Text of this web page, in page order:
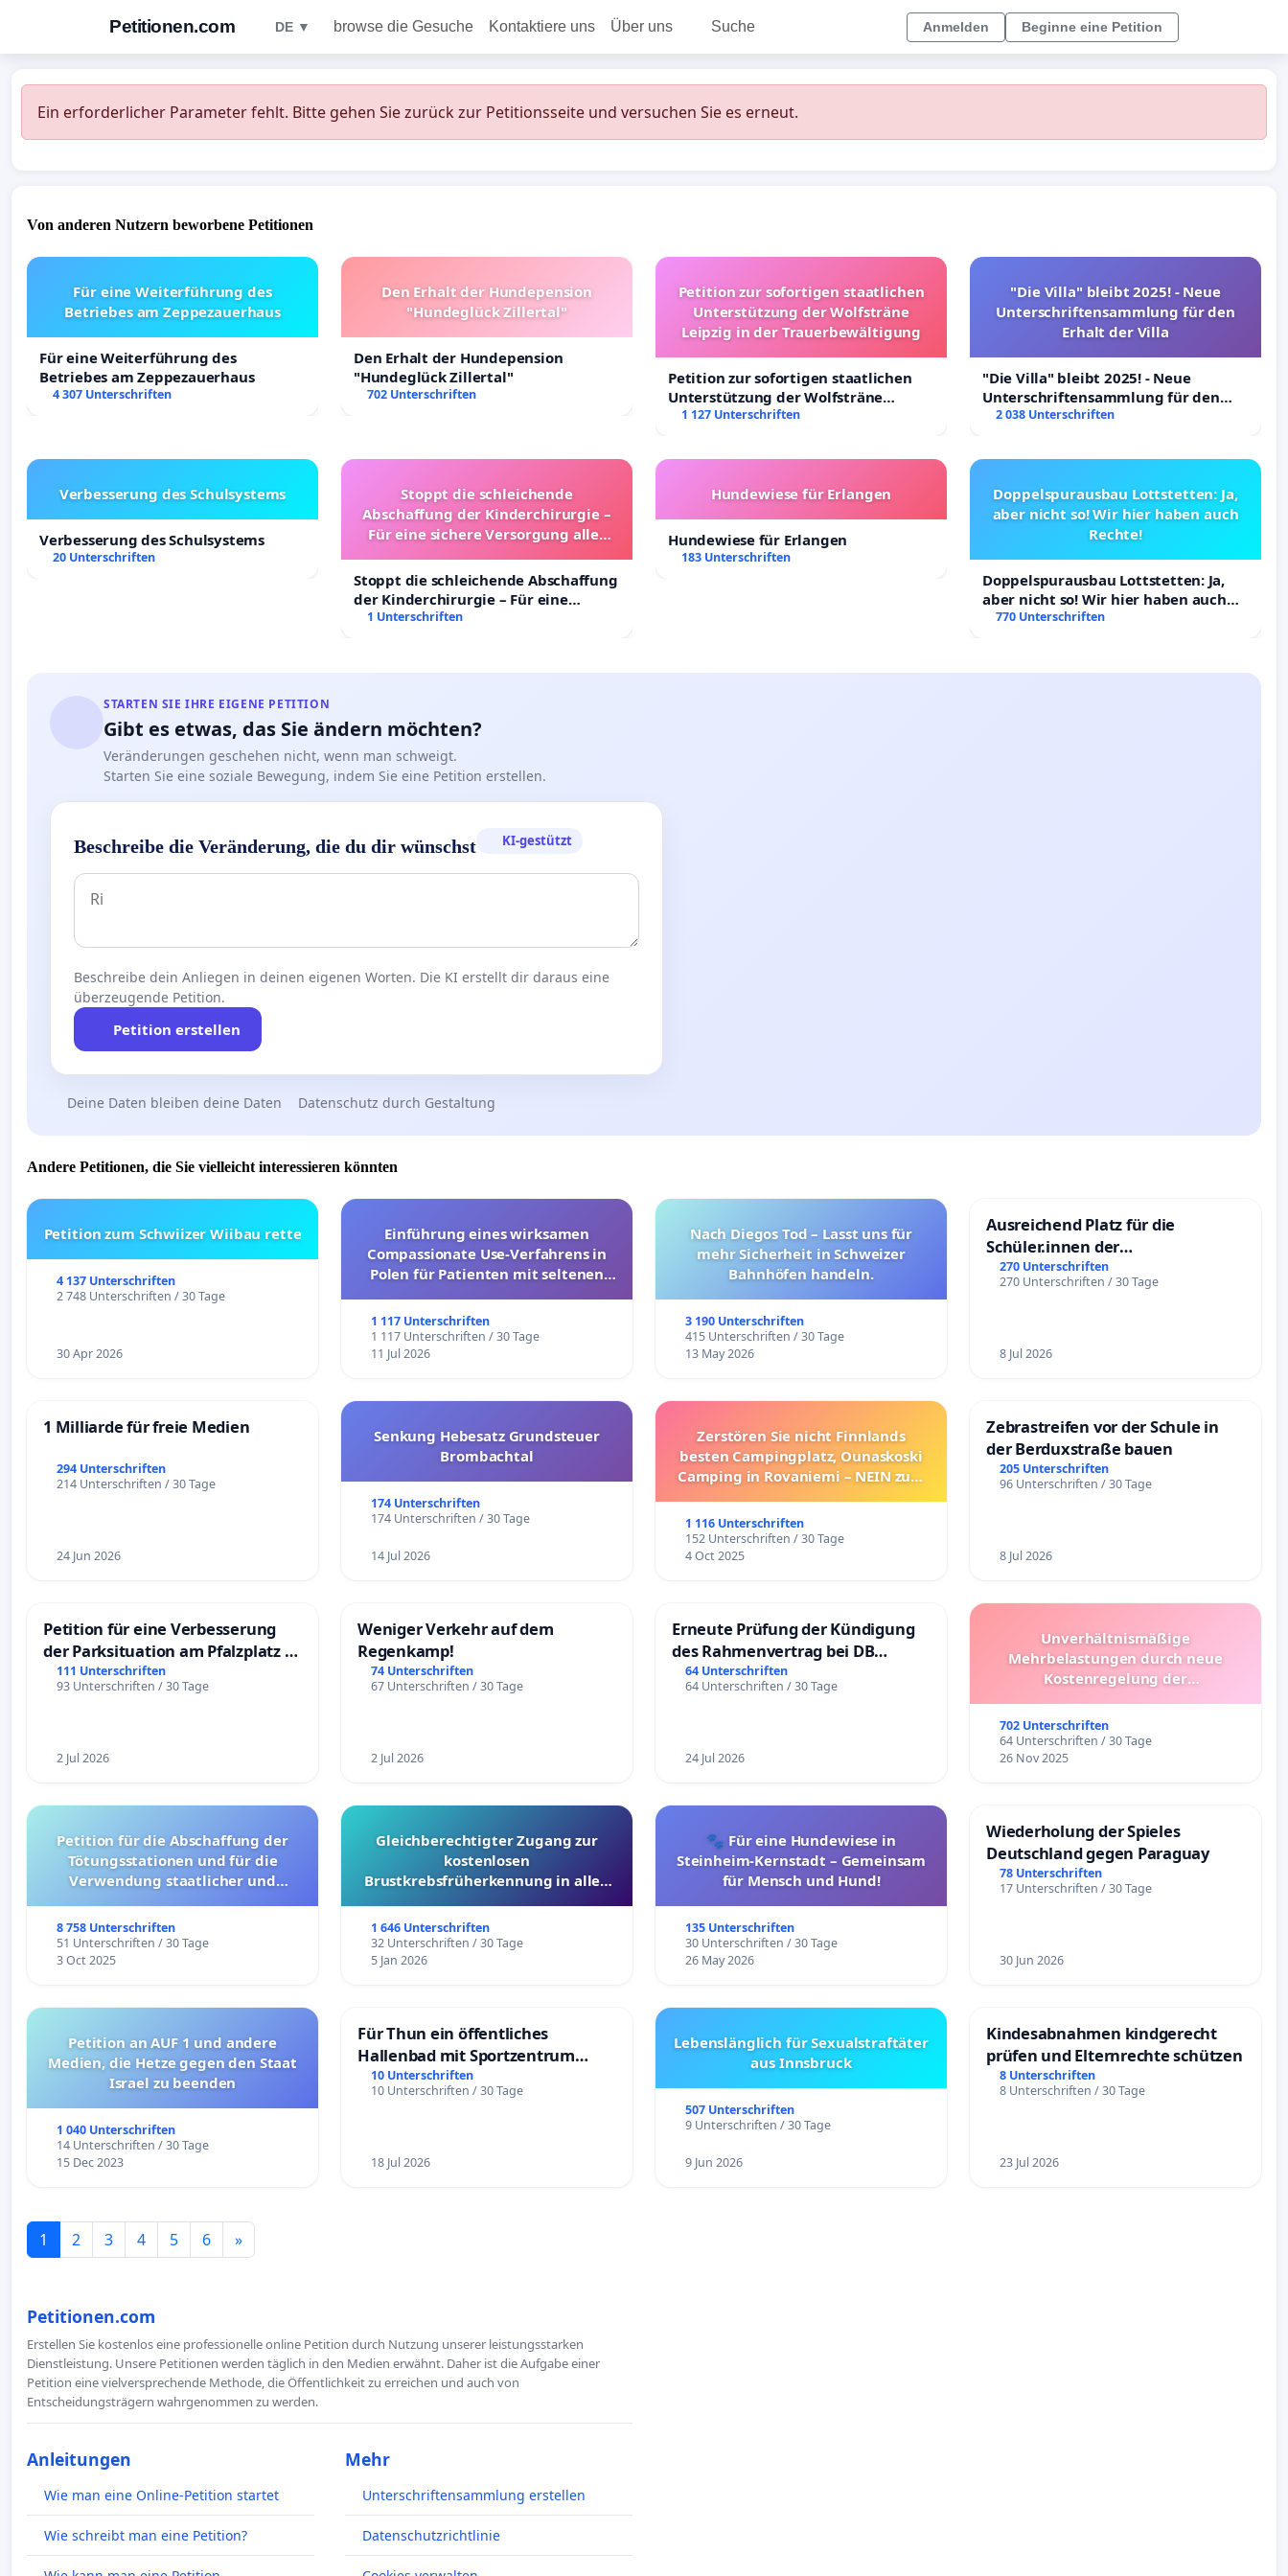
Petitionen.com DE ▼ browse die Gesuche Kontaktiere uns Über uns Suche Anmelden Beginne eine Petition
Ein erforderlicher Parameter fehlt. Bitte gehen Sie zurück zur Petitionsseite und versuchen Sie es erneut.
Von anderen Nutzern beworbene Petitionen
Für eine Weiterführung des
Betriebes am Zeppezauerhaus
Für eine Weiterführung des
Betriebes am Zeppezauerhaus
4 307 Unterschriften
Den Erhalt der Hundepension
"Hundeglück Zillertal"
Den Erhalt der Hundepension
"Hundeglück Zillertal"
702 Unterschriften
Petition zur sofortigen staatlichen
Unterstützung der Wolfsträne
Leipzig in der Trauerbewältigung
Petition zur sofortigen staatlichen
Unterstützung der Wolfsträne
Leipzig in der Trauerbewältigung
1 127 Unterschriften
"Die Villa" bleibt 2025! - Neue
Unterschriftensammlung für den
Erhalt der Villa
"Die Villa" bleibt 2025! - Neue
Unterschriftensammlung für den
Erhalt der Villa
2 038 Unterschriften
Verbesserung des Schulsystems
Verbesserung des Schulsystems
20 Unterschriften
Stoppt die schleichende
Abschaffung der Kinderchirurgie –
Für eine sichere Versorgung aller
Stoppt die schleichende Abschaffung
der Kinderchirurgie – Für eine
sichere Versorgung aller Kinder in
1 Unterschriften
Hundewiese für Erlangen
Hundewiese für Erlangen
183 Unterschriften
Doppelspurausbau Lottstetten: Ja,
aber nicht so! Wir hier haben auch
Rechte!
Doppelspurausbau Lottstetten: Ja,
aber nicht so! Wir hier haben auch
Rechte!
770 Unterschriften
STARTEN SIE IHRE EIGENE PETITION
Gibt es etwas, das Sie ändern möchten?
Veränderungen geschehen nicht, wenn man schweigt.
Starten Sie eine soziale Bewegung, indem Sie eine Petition erstellen.
Beschreibe die Veränderung, die du dir wünschst KI-gestützt
Beschreibe dein Anliegen in deinen eigenen Worten. Die KI erstellt dir daraus eine
überzeugende Petition.
Petition erstellen
Deine Daten bleiben deine Daten Datenschutz durch Gestaltung
Andere Petitionen, die Sie vielleicht interessieren könnten
Petition zum Schwiizer Wiibau rette
4 137 Unterschriften
2 748 Unterschriften / 30 Tage
30 Apr 2026
Einführung eines wirksamen
Compassionate Use-Verfahrens in
Polen für Patienten mit seltenen
1 117 Unterschriften
1 117 Unterschriften / 30 Tage
11 Jul 2026
Nach Diegos Tod – Lasst uns für
mehr Sicherheit in Schweizer
Bahnhöfen handeln.
3 190 Unterschriften
415 Unterschriften / 30 Tage
13 May 2026
Ausreichend Platz für die
Schüler.innen der
Schönbergschule
270 Unterschriften
270 Unterschriften / 30 Tage
8 Jul 2026
1 Milliarde für freie Medien
294 Unterschriften
214 Unterschriften / 30 Tage
24 Jun 2026
Senkung Hebesatz Grundsteuer
Brombachtal
174 Unterschriften
174 Unterschriften / 30 Tage
14 Jul 2026
Zerstören Sie nicht Finnlands
besten Campingplatz, Ounaskoski
Camping in Rovaniemi – NEIN zum
1 116 Unterschriften
152 Unterschriften / 30 Tage
4 Oct 2025
Zebrastreifen vor der Schule in
der Berduxstraße bauen
205 Unterschriften
96 Unterschriften / 30 Tage
8 Jul 2026
Petition für eine Verbesserung
der Parksituation am Pfalzplatz in
Mannheim
111 Unterschriften
93 Unterschriften / 30 Tage
2 Jul 2026
Weniger Verkehr auf dem
Regenkamp!
74 Unterschriften
67 Unterschriften / 30 Tage
2 Jul 2026
Erneute Prüfung der Kündigung
des Rahmenvertrag bei DB
Fahrwegdienste Gmbh
64 Unterschriften
64 Unterschriften / 30 Tage
24 Jul 2026
Unverhältnismäßige
Mehrbelastungen durch neue
Kostenregelung der
Überprüfung und Alternativen
702 Unterschriften
64 Unterschriften / 30 Tage
26 Nov 2025
Petition für die Abschaffung der
Tötungsstationen und für die
Verwendung staatlicher und
8 758 Unterschriften
51 Unterschriften / 30 Tage
3 Oct 2025
Gleichberechtigter Zugang zur
kostenlosen
Brustkrebsfrüherkennung in allen
1 646 Unterschriften
32 Unterschriften / 30 Tage
5 Jan 2026
🐾 Für eine Hundewiese in
Steinheim-Kernstadt – Gemeinsam
für Mensch und Hund!
135 Unterschriften
30 Unterschriften / 30 Tage
26 May 2026
Wiederholung der Spieles
Deutschland gegen Paraguay
78 Unterschriften
17 Unterschriften / 30 Tage
30 Jun 2026
Petition an AUF 1 und andere
Medien, die Hetze gegen den Staat
Israel zu beenden
1 040 Unterschriften
14 Unterschriften / 30 Tage
15 Dec 2023
Für Thun ein öffentliches
Hallenbad mit Sportzentrum
schaffen
10 Unterschriften
10 Unterschriften / 30 Tage
18 Jul 2026
Lebenslänglich für Sexualstraftäter
aus Innsbruck
507 Unterschriften
9 Unterschriften / 30 Tage
9 Jun 2026
Kindesabnahmen kindgerecht
prüfen und Elternrechte schützen
8 Unterschriften
8 Unterschriften / 30 Tage
23 Jul 2026
1 2 3 4 5 6 »
Petitionen.com
Erstellen Sie kostenlos eine professionelle online Petition durch Nutzung unserer leistungsstarken
Dienstleistung. Unsere Petitionen werden täglich in den Medien erwähnt. Daher ist die Aufgabe einer
Petition eine vielversprechende Methode, die Öffentlichkeit zu erreichen und auch von
Entscheidungsträgern wahrgenommen zu werden.
Anleitungen
Wie man eine Online-Petition startet
Wie schreibt man eine Petition?
Mehr
Unterschriftensammlung erstellen
Datenschutzrichtlinie